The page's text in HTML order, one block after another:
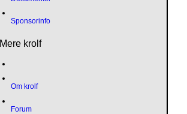
Sponsorinfo
Mere krolf
Om krolf
Forum